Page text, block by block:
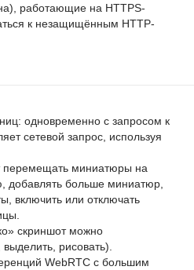
работающие на HTTPS-
к незащищённым HTTP-
одновременно с запросом к
сетевой запрос, используя
перемещать миниатюры на
добавлять больше миниатюр,
включить или отключать
скриншот можно
рисовать).
WebRTC с большим